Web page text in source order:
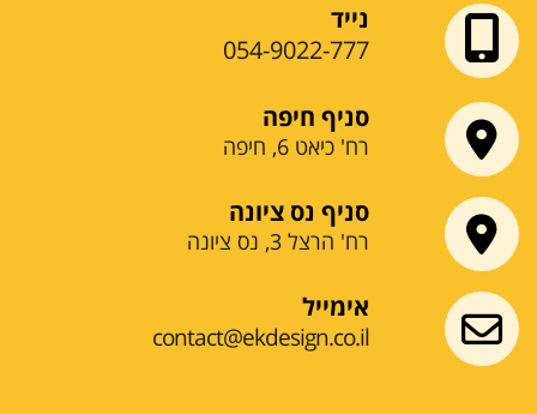
נייד
054-9022-777
סניף חיפה
רח' כיאט 6, חיפה
סניף נס ציונה
רח' הרצל 3, נס ציונה
אימייל
contact@ekdesign.co.il